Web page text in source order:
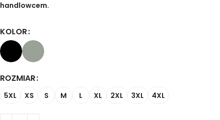
handlowcem.
KOLOR
ROZMIAR
5XL XS S M L XL 2XL 3XL 4XL